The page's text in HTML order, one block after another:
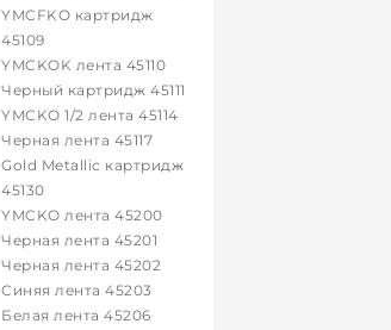
YMCFKO картридж
45109
YMCKOK лента 45110
Черный картридж 45111
YMCKO 1/2 лента 45114
Черная лента 45117
Gold Metallic картридж
45130
YMCKO лента 45200
Черная лента 45201
Черная лента 45202
Синяя лента 45203
Белая лента 45206